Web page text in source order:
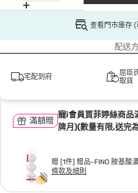
查看門市庫存
配送
宅配到府
屈臣
取貨
滿額贈
寵i會員買菲婷絲商
牌月)(數量有限,送完
贈 [1件] 贈品-FINO 胺基酸
條款及細則